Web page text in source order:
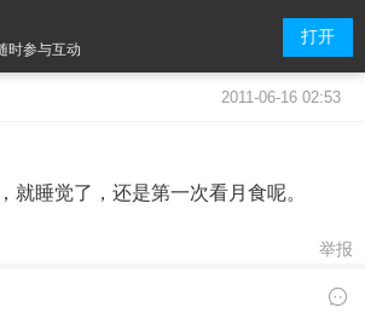
时参与互动
打开
2011-06-16 02:53
就睡觉了，还是第一次看月食呢。
举报